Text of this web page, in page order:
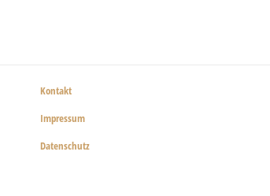
Kontakt
Impressum
Datenschutz